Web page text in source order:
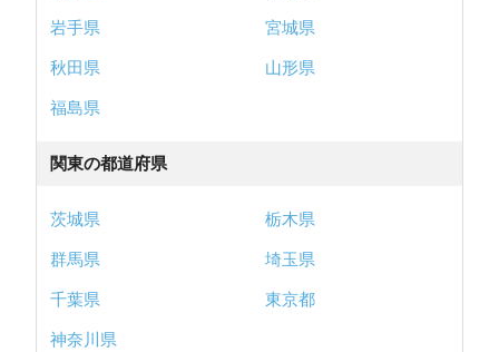
岩手県
宮城県
秋田県
山形県
福島県
関東の都道府県
茨城県
栃木県
群馬県
埼玉県
千葉県
東京都
神奈川県